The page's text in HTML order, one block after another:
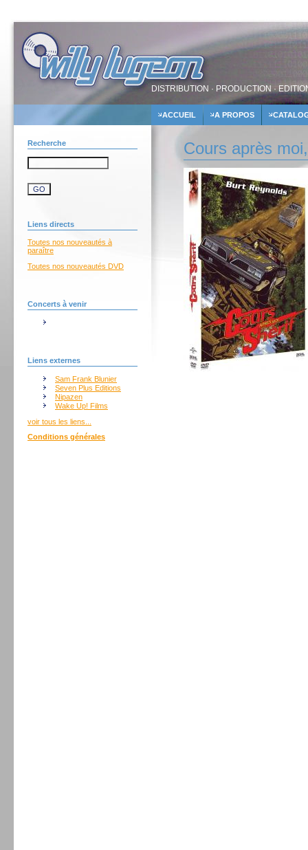
DISTRIBUTION · PRODUCTION ·
ACCUEIL A PROPOS
Recherche
Liens directs
Toutes nos nouveautés à
paraître
Toutes nos nouveautés DVD
Concerts à venir
Liens externes
Sam Frank Blunier
Seven Plus Editions
Nipazen
Wake Up! Films
voir tous les liens...
Conditions générales
Cours après